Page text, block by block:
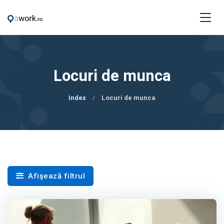
Locuri de munca
Index Locuri de munca
Afişează filtrul